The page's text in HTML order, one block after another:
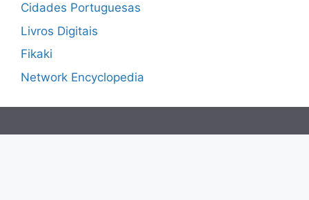
Cidades Portuguesas
Livros Digitais
Fikaki
Network Encyclopedia